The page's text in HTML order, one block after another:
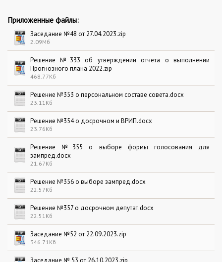
Приложенные файлы:
Заседание №48 от 27.04.2023.zip
2.09Мб
Решение №333 об утверждении отчета о выполнении
Прогнозного плана 2022.zip
468.77Кб
Решение №353 о персональном составе совета.docx
23.11Кб
Решение №354 о досрочном и ВРИП.docx
23.76Кб
Решение №355 о выборе формы голосования для
зампред.docx
21.67Кб
Решение №356 о выборе зампред.docx
22.57Кб
Решение №357 о досрочном депутат.docx
22.51Кб
Заседание №52 от 22.09.2023.zip
346.71Кб
Заседание № 53 от 26.10.2023.zip